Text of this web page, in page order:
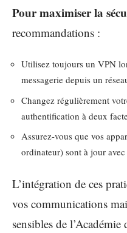
Pour maximiser la
recommandations :
Utilisez toujours un VPN
messagerie depuis un
Changez régulièrement
authentification à deux
Assurez-vous que vos
ordinateur) sont à jour
L’intégration de ces
vos communications
sensibles de